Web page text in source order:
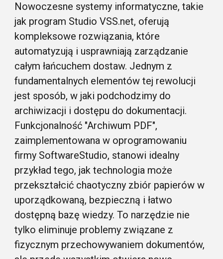
Nowoczesne systemy informatyczne, takie
jak program Studio VSS.net, oferują
kompleksowe rozwiązania, które
automatyzują i usprawniają zarządzanie
całym łańcuchem dostaw. Jednym z
fundamentalnych elementów tej rewolucji
jest sposób, w jaki podchodzimy do
archiwizacji i dostępu do dokumentacji.
Funkcjonalność "Archiwum PDF",
zaimplementowana w oprogramowaniu
firmy SoftwareStudio, stanowi idealny
przykład tego, jak technologia może
przekształcić chaotyczny zbiór papierów w
uporządkowaną, bezpieczną i łatwo
dostępną bazę wiedzy. To narzędzie nie
tylko eliminuje problemy związane z
fizycznym przechowywaniem dokumentów,